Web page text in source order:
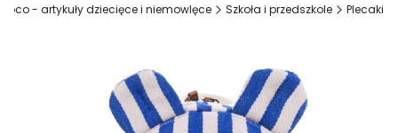
- artykuły dziecięce i niemowlęce Szkoła i przedszkole Plecaki